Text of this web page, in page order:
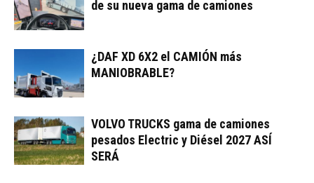
de su nueva gama de camiones
¿DAF XD 6X2 el CAMIÓN más
MANIOBRABLE?
VOLVO TRUCKS gama de camiones
pesados Electric y Diésel 2027 ASÍ
SERÁ